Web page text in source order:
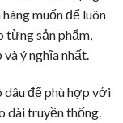
muốn để luôn
từng sản phẩm,
ý nghĩa nhất.
dâu để phù hợp với
dài truyền thống.